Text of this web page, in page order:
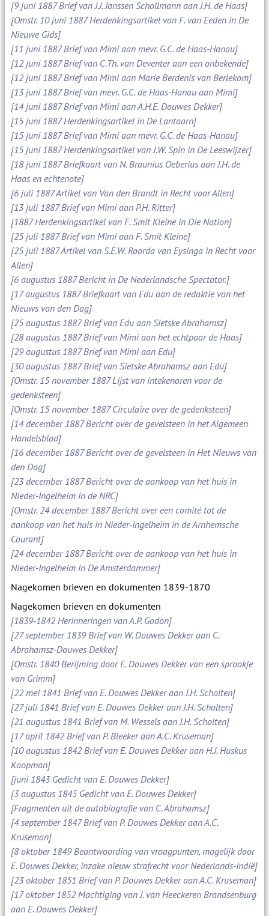
[9 juni 1887 Brief van J.J. Janssen Schollmann aan J.H. de Haas]
[Omstr. 10 juni 1887 Herdenkingsartikel van F. van Eeden in De
Nieuwe Gids]
[11 juni 1887 Brief van Mimi aan mevr. G.C. de Haas-Hanau]
[12 juni 1887 Brief van C.Th. van Deventer aan een onbekende]
[12 juni 1887 Brief van Mimi aan Marie Berdenis van Berlekom]
[13 juni 1887 Brief van mevr. G.C. de Haas-Hanau aan Mimi]
[14 juni 1887 Brief van Mimi aan A.H.E. Douwes Dekker]
[15 juni 1887 Herdenkingsartikel in De Lantaarn]
[15 juni 1887 Brief van Mimi aan mevr. G.C. de Haas-Hanau]
[15 juni 1887 Herdenkingsartikel van J.W. Spin in De Leeswijzer]
[18 juni 1887 Briefkaart van N. Braunius Oeberius aan J.H. de
Haas en echtenote]
[6 juli 1887 Artikel van Van den Brandt in Recht voor Allen]
[13 juli 1887 Brief van Mimi aan P.H. Ritter]
[1887 Herdenkingsartikel van F. Smit Kleine in Die Nation]
[25 juli 1887 Brief van Mimi aan F. Smit Kleine]
[25 juli 1887 Artikel van S.E.W. Roorda van Eysinga in Recht voor
Allen]
[6 augustus 1887 Bericht in De Nederlandsche Spectator.]
[17 augustus 1887 Briefkaart van Edu aan de redaktie van het
Nieuws van den Dag]
[25 augustus 1887 Brief van Edu aan Sietske Abrahamsz]
[28 augustus 1887 Brief van Mimi aan het echtpaar de Haas]
[29 augustus 1887 Brief van Mimi aan Edu]
[30 augustus 1887 Brief van Sietske Abrahamsz aan Edu]
[Omstr. 15 november 1887 Lijst van intekenaren voor de
gedenksteen]
[Omstr. 15 november 1887 Circulaire over de gedenksteen]
[14 december 1887 Bericht over de gevelsteen in het Algemeen
Handelsblad]
[16 december 1887 Bericht over de gevelsteen in Het Nieuws van
den Dag]
[23 december 1887 Bericht over de aankoop van het huis in
Nieder-Ingelheim in de NRC]
[Omstr. 24 december 1887 Bericht over een comité tot de
aankoop van het huis in Nieder-Ingelheim in de Arnhemsche
Courant]
[24 december 1887 Bericht over de aankoop van het huis in
Nieder-Ingelheim in De Amsterdammer]
Nagekomen brieven en dokumenten 1839-1870
Nagekomen brieven en dokumenten
[1839-1842 Herinneringen van A.P. Godon]
[27 september 1839 Brief van W. Douwes Dekker aan C.
Abrahamsz-Douwes Dekker]
[Omstr. 1840 Berijming door E. Douwes Dekker van een sprookje
van Grimm]
[22 mei 1841 Brief van E. Douwes Dekker aan J.H. Scholten]
[27 juli 1841 Brief van E. Douwes Dekker aan J.H. Scholten]
[21 augustus 1841 Brief van M. Wessels aan J.H. Scholten]
[17 april 1842 Brief van P. Bleeker aan A.C. Kruseman]
[10 augustus 1842 Brief van E. Douwes Dekker aan H.J. Huskus
Koopman]
[juni 1843 Gedicht van E. Douwes Dekker]
[3 augustus 1845 Gedicht van E. Douwes Dekker]
[Fragmenten uit de autobiografie van C. Abrahamsz]
[4 september 1847 Brief van P. Douwes Dekker aan A.C.
Kruseman]
[8 oktober 1849 Beantwoording van vraagpunten, mogelijk door
E. Douwes Dekker, inzake nieuw strafrecht voor Nederlands-Indië]
[23 oktober 1851 Brief van P. Douwes Dekker aan A.C. Kruseman]
[17 oktober 1852 Machtiging van J. van Heeckeren Brandsenburg
aan E. Douwes Dekker]